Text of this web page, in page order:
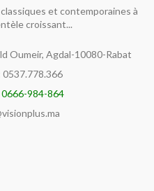
et contemporaines à
croissant...
Oumeir, Agdal-10080-Rabat
0537.778.366
0666-984-864